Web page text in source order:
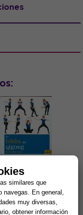
DEL QIGONG
necesitas saber
Qi Gong....
similares que
navegas. En general,
muy diversas,
obtener información